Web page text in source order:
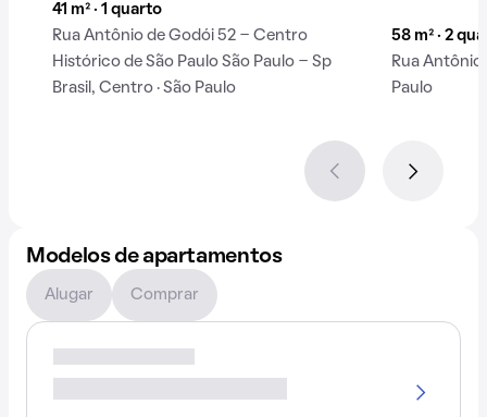
41 m² · 1 quarto
Rua Antônio de Godói 52 - Centro
Histórico de São Paulo São Paulo - Sp
Brasil, Centro · São Paulo
58 m² · 2
Rua Antônio
Paulo
Modelos de apartamentos
Alugar Comprar